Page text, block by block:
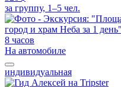
за группу, 1–5 чел.
8 часов
На автомобиле
индивидуальная